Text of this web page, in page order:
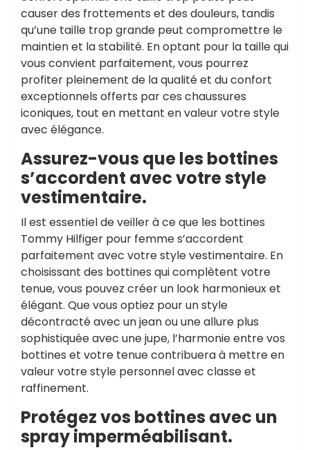
causer des frottements et des douleurs, tandis
qu’une taille trop grande peut compromettre le
maintien et la stabilité. En optant pour la taille qui
vous convient parfaitement, vous pourrez
profiter pleinement de la qualité et du confort
exceptionnels offerts par ces chaussures
iconiques, tout en mettant en valeur votre style
avec élégance.
Assurez-vous que les bottines
s’accordent avec votre style
vestimentaire.
Il est essentiel de veiller à ce que les bottines
Tommy Hilfiger pour femme s’accordent
parfaitement avec votre style vestimentaire. En
choisissant des bottines qui complètent votre
tenue, vous pouvez créer un look harmonieux et
élégant. Que vous optiez pour un style
décontracté avec un jean ou une allure plus
sophistiquée avec une jupe, l’harmonie entre vos
bottines et votre tenue contribuera à mettre en
valeur votre style personnel avec classe et
raffinement.
Protégez vos bottines avec un
spray imperméabilisant.